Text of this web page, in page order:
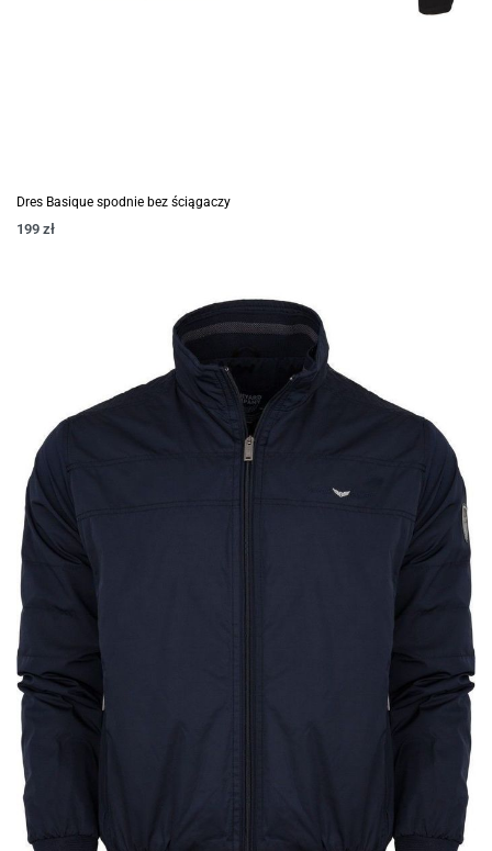
Dres Basique spodnie bez ściągaczy
199 zł